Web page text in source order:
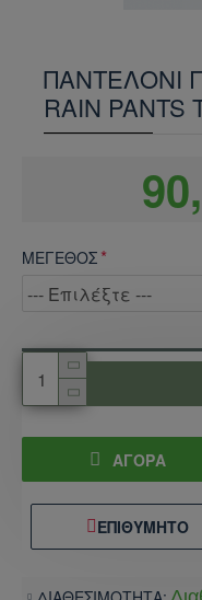
ΠΑΝΤΕΛΟΝΙ
RAIN PANTS
ΜΕΓΕΘΟΣ
ΑΓΟΡΑ
ΕΠΙΘΥΜΗΤΌ